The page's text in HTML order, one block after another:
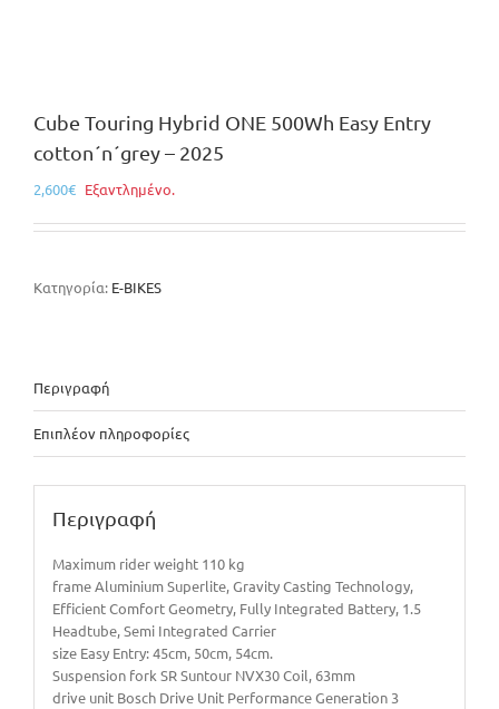
Cube Touring Hybrid ONE 500Wh Easy Entry
cotton´n´grey – 2025
2,600€ Εξαντλημένο.
Κατηγορία: E-BIKES
Περιγραφή
Επιπλέον πληροφορίες
Περιγραφή
Maximum rider weight 110 kg
frame Aluminium Superlite, Gravity Casting Technology,
Efficient Comfort Geometry, Fully Integrated Battery, 1.5
Headtube, Semi Integrated Carrier
size Easy Entry: 45cm, 50cm, 54cm.
Suspension fork SR Suntour NVX30 Coil, 63mm
drive unit Bosch Drive Unit Performance Generation 3